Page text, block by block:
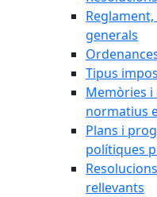
generals
Tipus
Memòries
normatius
Plans i
polítiques
rellevants